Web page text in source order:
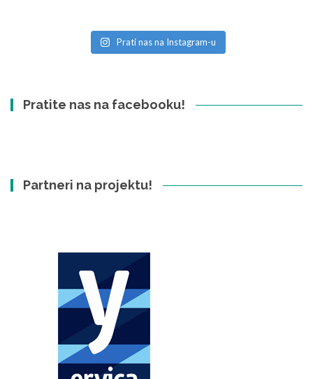
Prati nas na Instagram-u
Pratite nas na facebooku!
Partneri na projektu!